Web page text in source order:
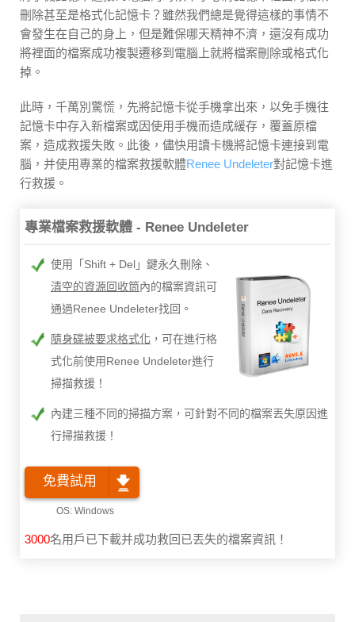
刪除甚至是格式化記憶卡？雖然我們總是覺得這樣的事情不
會發生在自己的身上，但是難保哪天精神不濟，還沒有成功
將裡面的檔案成功複製遷移到電腦上就將檔案刪除或格式化
掉。
此時，千萬別驚慌，先將記憶卡從手機拿出來，以免手機往
記憶卡中存入新檔案或因使用手機而造成緩存，覆蓋原檔
案，造成救援失敗。此後，儘快用讀卡機將記憶卡連接到電
腦，并使用專業的檔案救援軟體Renee Undeleter對記憶卡進
行救援。
專業檔案救援軟體 - Renee Undeleter
使用「Shift + Del」鍵永久刪除、
清空的資源回收筒內的檔案資訊可
通過Renee Undeleter找回。
隨身碟被要求格式化 ，可在進行格
式化前使用Renee Undeleter進行
掃描救援！
內建三種不同的掃描方案，可針對不同的檔案丟失原因進
行掃描救援！
免費試用
3001名用戶已下載并成功救回已丟失的檔案資訊！